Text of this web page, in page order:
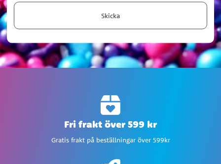
Skicka
Fri frakt över 599 kr
Gratis frakt på beställningar över 599kr